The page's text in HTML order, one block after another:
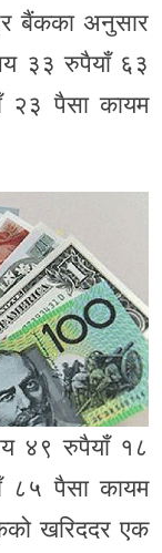
बैंकका अनुसार
३३ रुपैयाँ ६३
२३ पैसा कायम
४९ रुपैयाँ १८
८५ पैसा कायम
खरिददर एक